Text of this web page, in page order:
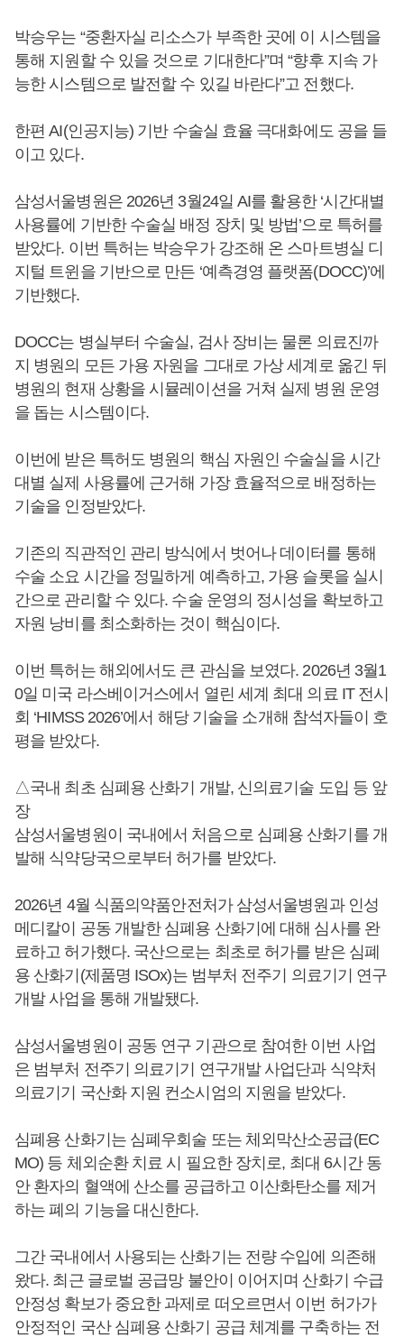
박승우는 “중환자실 리소스가 부족한 곳에 이 시스템을
통해 지원할 수 있을 것으로 기대한다”며 “향후 지속 가
능한 시스템으로 발전할 수 있길 바란다”고 전했다.
한편 AI(인공지능) 기반 수술실 효율 극대화에도 공을 들
이고 있다.
삼성서울병원은 2026년 3월24일 AI를 활용한 ‘시간대별
사용률에 기반한 수술실 배정 장치 및 방법’으로 특허를
받았다. 이번 특허는 박승우가 강조해 온 스마트병실 디
지털 트윈을 기반으로 만든 ‘예측경영 플랫폼(DOCC)’에
기반했다.
DOCC는 병실부터 수술실, 검사 장비는 물론 의료진까
지 병원의 모든 가용 자원을 그대로 가상 세계로 옮긴 뒤
병원의 현재 상황을 시뮬레이션을 거쳐 실제 병원 운영
을 돕는 시스템이다.
이번에 받은 특허도 병원의 핵심 자원인 수술실을 시간
대별 실제 사용률에 근거해 가장 효율적으로 배정하는
기술을 인정받았다.
기존의 직관적인 관리 방식에서 벗어나 데이터를 통해
수술 소요 시간을 정밀하게 예측하고, 가용 슬롯을 실시
간으로 관리할 수 있다. 수술 운영의 정시성을 확보하고
자원 낭비를 최소화하는 것이 핵심이다.
이번 특허는 해외에서도 큰 관심을 보였다. 2026년 3월1
0일 미국 라스베이거스에서 열린 세계 최대 의료 IT 전시
회 ‘HIMSS 2026’에서 해당 기술을 소개해 참석자들이 호
평을 받았다.
△국내 최초 심폐용 산화기 개발, 신의료기술 도입 등 앞
장
삼성서울병원이 국내에서 처음으로 심폐용 산화기를 개
발해 식약당국으로부터 허가를 받았다.
2026년 4월 식품의약품안전처가 삼성서울병원과 인성
메디칼이 공동 개발한 심폐용 산화기에 대해 심사를 완
료하고 허가했다. 국산으로는 최초로 허가를 받은 심폐
용 산화기(제품명 ISOx)는 범부처 전주기 의료기기 연구
개발 사업을 통해 개발됐다.
삼성서울병원이 공동 연구 기관으로 참여한 이번 사업
은 범부처 전주기 의료기기 연구개발 사업단과 식약처
의료기기 국산화 지원 컨소시엄의 지원을 받았다.
심폐용 산화기는 심폐우회술 또는 체외막산소공급(EC
MO) 등 체외순환 치료 시 필요한 장치로, 최대 6시간 동
안 환자의 혈액에 산소를 공급하고 이산화탄소를 제거
하는 폐의 기능을 대신한다.
그간 국내에서 사용되는 산화기는 전량 수입에 의존해
왔다. 최근 글로벌 공급망 불안이 이어지며 산화기 수급
안정성 확보가 중요한 과제로 떠오르면서 이번 허가가
안정적인 국산 심폐용 산화기 공급 체계를 구축하는 전